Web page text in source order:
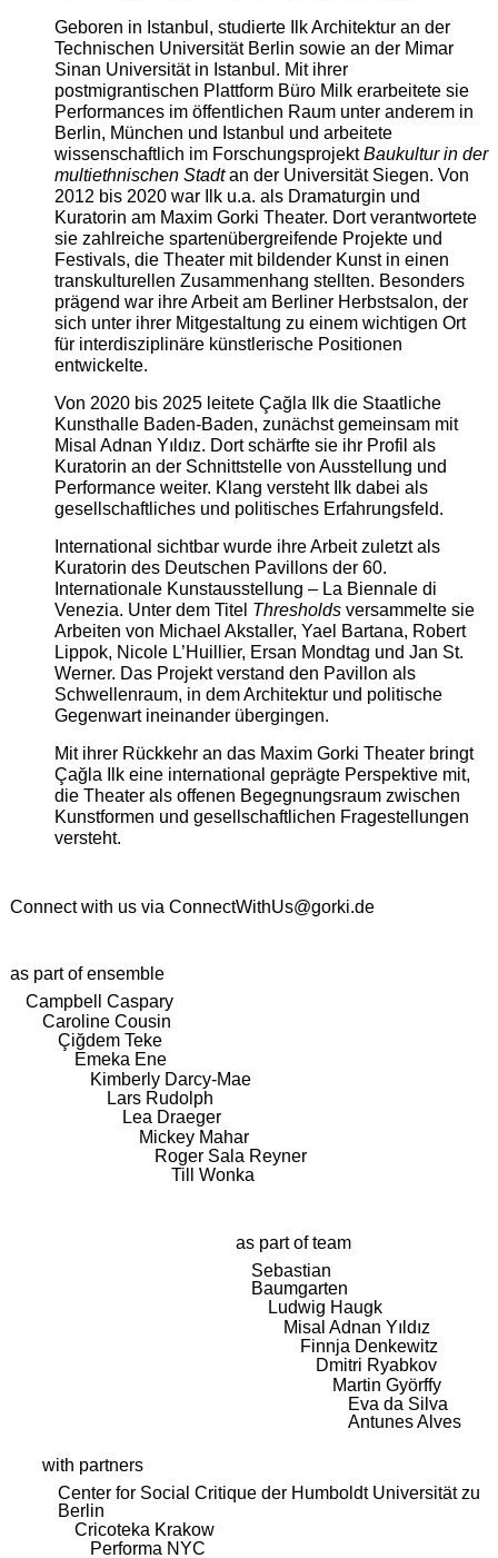
Geboren in Istanbul, studierte Ilk Architektur an der
Technischen Universität Berlin sowie an der Mimar
Sinan Universität in Istanbul. Mit ihrer
postmigrantischen Plattform Büro Milk erarbeitete sie
Performances im öffentlichen Raum unter anderem in
Berlin, München und Istanbul und arbeitete
wissenschaftlich im ForschungsprojektBaukultur in der
multiethnischen Stadtan der Universität Siegen. Von
2012 bis 2020 war Ilk u.a. als Dramaturgin und
Kuratorin am Maxim Gorki Theater. Dort verantwortete
sie zahlreiche spartenübergreifende Projekte und
Festivals, die Theater mit bildender Kunst in einen
transkulturellen Zusammenhang stellten. Besonders
prägend war ihre Arbeit am Berliner Herbstsalon, der
sich unter ihrer Mitgestaltung zu einem wichtigen Ort
für interdisziplinäre künstlerische Positionen
entwickelte.
Von 2020 bis 2025 leitete Çağla Ilk die Staatliche
Kunsthalle Baden-Baden, zunächst gemeinsam mit
Misal Adnan Yıldız. Dort schärfte sie ihr Profil als
Kuratorin an der Schnittstelle von Ausstellung und
Performance weiter. Klang versteht Ilk dabei als
gesellschaftliches und politisches Erfahrungsfeld.
International sichtbar wurde ihre Arbeit zuletzt als
Kuratorin des Deutschen Pavillons der 60.
Internationale Kunstausstellung – La Biennale di
Venezia. Unter dem Titel Thresholdsversammelte sie
Arbeiten von Michael Akstaller, Yael Bartana, Robert
Lippok, Nicole L’Huillier, Ersan Mondtag und Jan St.
Werner. Das Projekt verstand den Pavillon als
Schwellenraum, in dem Architektur und politische
Gegenwart ineinander übergingen.
Mit ihrer Rückkehr an das Maxim Gorki Theater bringt
Çağla Ilk eine international geprägte Perspektive mit,
die Theater als offenen Begegnungsraum zwischen
Kunstformen und gesellschaftlichen Fragestellungen
versteht.
Connect with us via ConnectWithUs@gorki.de
as part of ensemble
Campbell Caspary
Caroline Cousin
Çiğdem Teke
Emeka Ene
Kimberly Darcy-Mae
Lars Rudolph
Lea Draeger
Mickey Mahar
Roger Sala Reyner
Till Wonka
as part of team
Sebastian
Baumgarten
Ludwig Haugk
Misal Adnan Yıldız
Finnja Denkewitz
Dmitri Ryabkov
Martin Györffy
Eva da Silva
Antunes Alves
with partners
Center for Social Critique der Humboldt Universität zu
Berlin
Cricoteka Krakow
Performa NYC